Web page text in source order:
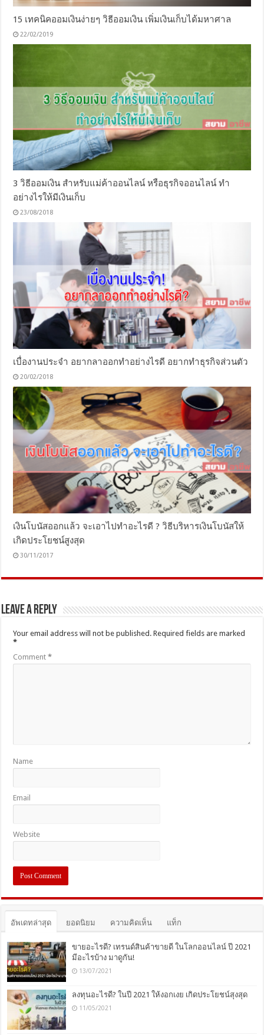
15 เทคนิคออมเงินง่ายๆ วิธีออมเงิน เพิ่มเงินเก็บได้มหาศาล
22/02/2019
3 วิธีออมเงิน สำหรับแม่ค้าออนไลน์ หรือธุรกิจออนไลน์ ทำ
อย่างไรให้มีเงินเก็บ
23/08/2018
เบื่องานประจำ อยากลาออกทำอย่างไรดี อยากทำธุรกิจส่วนตัว
20/02/2018
เงินโบนัสออกแล้ว จะเอาไปทำอะไรดี ? วิธีบริหารเงินโบนัสให้
เกิดประโยชน์สูงสุด
30/11/2017
Leave a Reply
Your email address will not be published. Required fields are marked
*
Comment*
Name
Email
Website
อัพเดทล่าสุด ยอดนิยม ความคิดเห็น แท็ก
ขายอะไรดี? เทรนด์สินค้าขายดี ในโลกออนไลน์ ปี 2021
มีอะไรบ้าง มาดูกัน!
13/07/2021
ลงทุนอะไรดี? ในปี 2021 ให้งอกเงย เกิดประโยชน์สุงสุด
11/05/2021